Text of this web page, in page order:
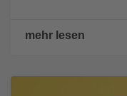
mehr lesen